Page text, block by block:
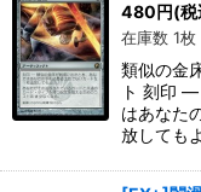
480円(税
在庫数 1枚
類似の金
ト 刻印
はあなた
放しても